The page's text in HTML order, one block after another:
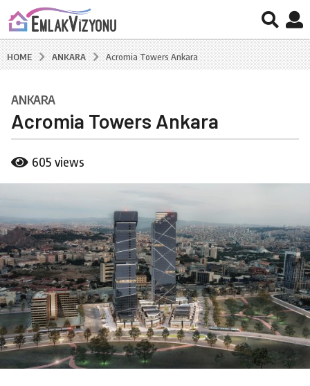
HOME ANKARA Acromia Towers Ankara
8
y
a
g
8
y
ı
l
a
g
o
ANKARA
Acromia Towers Ankara
y
B
a
k
C
a
l
605 views